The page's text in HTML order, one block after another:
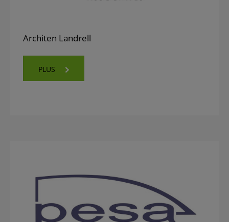
Architen Landrell
PLUS